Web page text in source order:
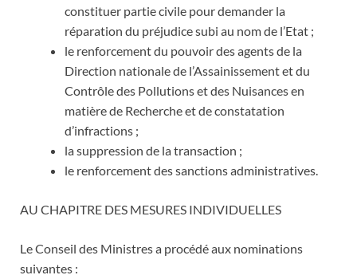
constituer partie civile pour demander la
réparation du préjudice subi au nom de l’Etat ;
le renforcement du pouvoir des agents de la
Direction nationale de l’Assainissement et du
Contrôle des Pollutions et des Nuisances en
matière de Recherche et de constatation
d’infractions ;
la suppression de la transaction ;
le renforcement des sanctions administratives.
AU CHAPITRE DES MESURES INDIVIDUELLES
Le Conseil des Ministres a procédé aux nominations
suivantes :